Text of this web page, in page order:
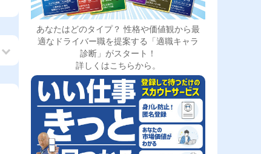
あなたはどのタイプ？ 性格や価値観から最
適なドライバー職を提案する「適職キャラ
診断」がスタート！
詳しくはこちらから。